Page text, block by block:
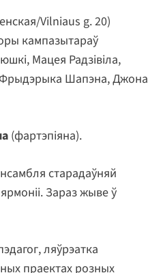
Vilniaus g. 20)
кампазытараў
Мацея Радзівіла,
Фрыдэрыка Шапэна, Джона
(фартэпіяна).
старадаўняй
Зараз жыве ў
ляўрэатка
праектах розных